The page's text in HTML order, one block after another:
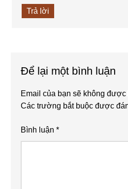
Trả lời
Để lại một bình luận
Email của bạn sẽ không
Các trường bắt buộc được
Bình luận*